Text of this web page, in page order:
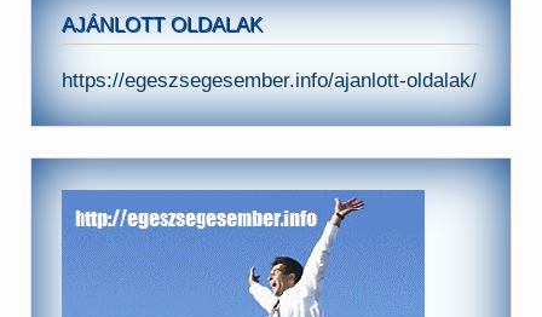
AJÁNLOTT OLDALAK
https://egeszsegesember.info/ajanlott-oldalak/